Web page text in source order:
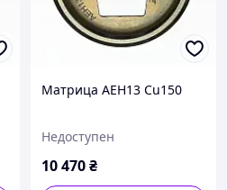
Матрица AEH13 Cu150
Недоступен
10 470₴